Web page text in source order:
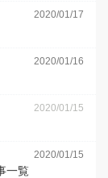
2020/01/17
2020/01/16
2020/01/15
2020/01/15
一覧